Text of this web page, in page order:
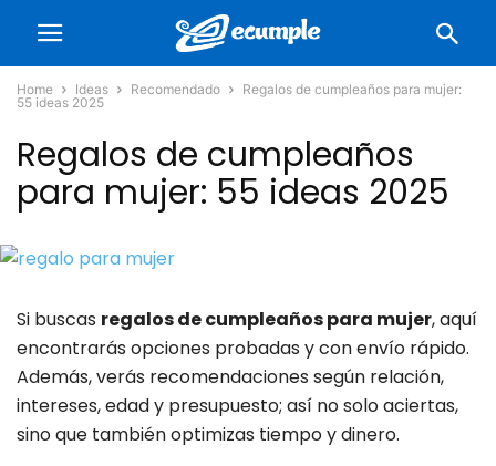
Home Ideas Recomendado
Regalos de cumpleaños para mujer:
55 ideas 2025
Regalos de cumpleaños
para mujer: 55 ideas 2025
Si buscas regalos de cumpleaños para mujer, aquí
encontrarás opciones probadas y con envío rápido.
Además, verás recomendaciones según relación,
intereses, edad y presupuesto; así no solo aciertas,
sino que también optimizas tiempo y dinero.